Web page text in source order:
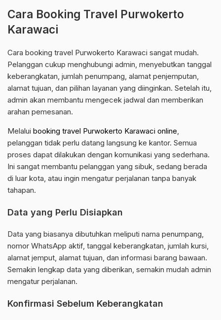
Cara Booking Travel Purwokerto
Karawaci
Cara booking travel Purwokerto Karawaci sangat mudah.
Pelanggan cukup menghubungi admin, menyebutkan tanggal
keberangkatan, jumlah penumpang, alamat penjemputan,
alamat tujuan, dan pilihan layanan yang diinginkan. Setelah itu,
admin akan membantu mengecek jadwal dan memberikan
arahan pemesanan.
Melalui booking travel Purwokerto Karawaci online,
pelanggan tidak perlu datang langsung ke kantor. Semua
proses dapat dilakukan dengan komunikasi yang sederhana.
Ini sangat membantu pelanggan yang sibuk, sedang berada
di luar kota, atau ingin mengatur perjalanan tanpa banyak
tahapan.
Data yang Perlu Disiapkan
Data yang biasanya dibutuhkan meliputi nama penumpang,
nomor WhatsApp aktif, tanggal keberangkatan, jumlah kursi,
alamat jemput, alamat tujuan, dan informasi barang bawaan.
Semakin lengkap data yang diberikan, semakin mudah admin
mengatur perjalanan.
Konfirmasi Sebelum Keberangkatan